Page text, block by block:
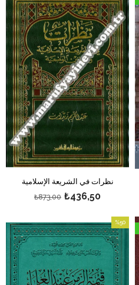
نظرات في الشريعة الإسلامية
₺436,50
₺873,00
بيع
%50بيع
%50
بيع